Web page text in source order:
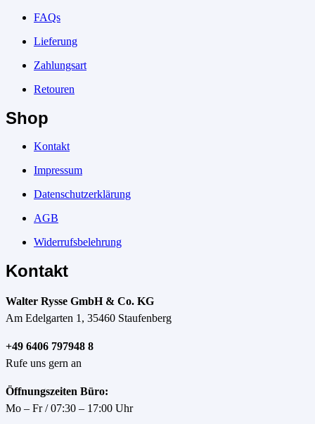
FAQs
Lieferung
Zahlungsart
Retouren
Shop
Kontakt
Impressum
Datenschutzerklärung
AGB
Widerrufsbelehrung
Kontakt
Walter Rysse GmbH & Co. KG
Am Edelgarten 1, 35460 Staufenberg
+49 6406 797948 8
Rufe uns gern an
Öffnungszeiten Büro:
Mo – Fr / 07:30 – 17:00 Uhr